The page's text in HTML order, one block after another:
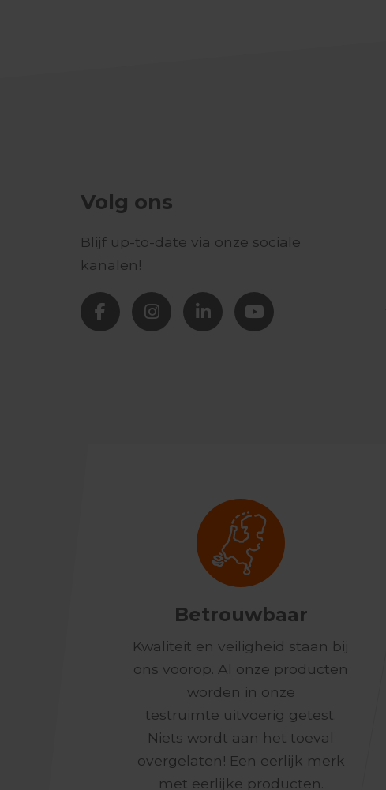
Volg ons
Blijf up-to-date via onze sociale
kanalen!
Betrouwbaar
Kwaliteit en veiligheid staan bij
ons voorop. Al onze producten
worden in onze
testruimte uitvoerig getest.
Niets wordt aan het toeval
overgelaten! Een eerlijk merk
met eerlijke producten.